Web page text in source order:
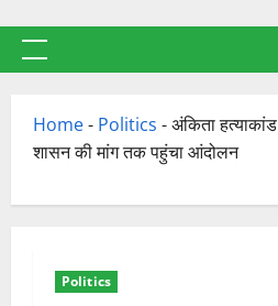
प्राथमिक
Home- Politics -अंकिता
शासन की मांग तक पहुंचा आंदोलन
Politics